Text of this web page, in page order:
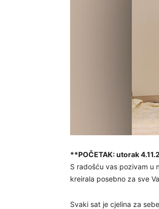
**POČETAK: utorak
S radošću vas pozivam u
kreirala posebno za sve
Svaki sat je cjelina za